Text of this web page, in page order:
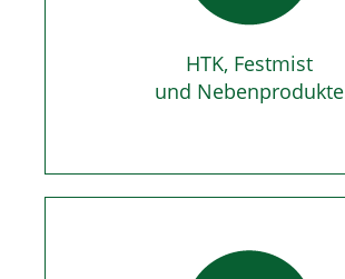
HTK, Festmist
und Nebenprodukte